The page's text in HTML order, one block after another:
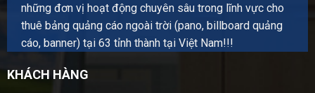
những đơn vị hoạt động chuyên sâu trong lĩnh vực cho
thuê bảng quảng cáo ngoài trời (pano, billboard quảng
cáo, banner) tại 63 tỉnh thành tại Việt Nam!!!
KHÁCH HÀNG